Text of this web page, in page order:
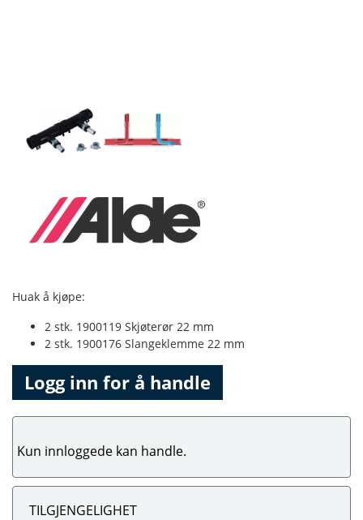
Huak å kjøpe:
2 stk. 1900119 Skjøterør 22 mm
2 stk. 1900176 Slangeklemme 22 mm
Logg inn for å handle
Kun innloggede kan handle.
TILGJENGELIGHET